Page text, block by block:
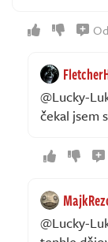
@Lucky-
čekal jsem
@Lucky-